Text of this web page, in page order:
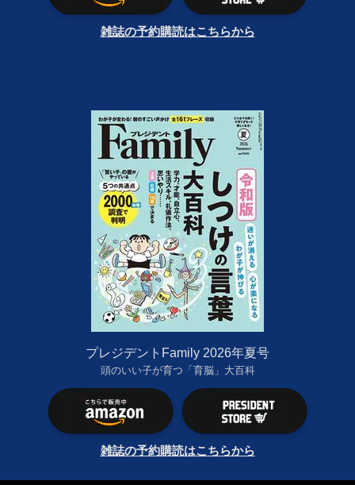
雑誌の予約購読はこちらから
プレジデントFamily 2026年夏号
頭のいい子が育つ「育脳」大百科
雑誌の予約購読はこちらから